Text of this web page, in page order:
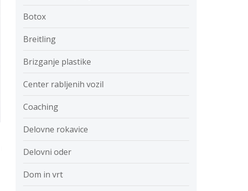
Botox
Breitling
Brizganje plastike
Center rabljenih vozil
Coaching
Delovne rokavice
Delovni oder
Dom in vrt